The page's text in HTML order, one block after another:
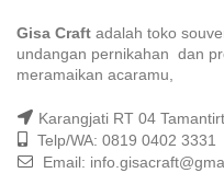
Gisa Craft adalah toko
undangan pernikahan dan
meramaikan acaramu,
Karangjati RT 04
Telp/WA: 0819 0402 3331
Email: